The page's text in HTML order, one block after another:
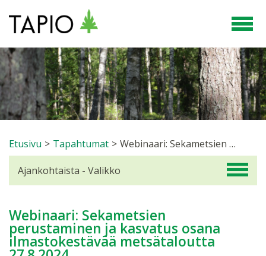
Etusivu > Tapahtumat > Webinaari: Sekametsien perustaminen ja kasvatus osana ilmastokestävää metsätaloutta 27.8.2024
Webinaari: Sekametsien
perustaminen ja kasvatus osana
ilmastokestävää metsätaloutta
Ajankohtaista - Valikko